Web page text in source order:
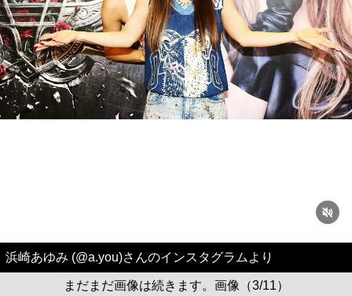
浜崎あゆみ (@a.you)さんのインスタグラムより
まだまだ画像は続きます。画像（3/11）